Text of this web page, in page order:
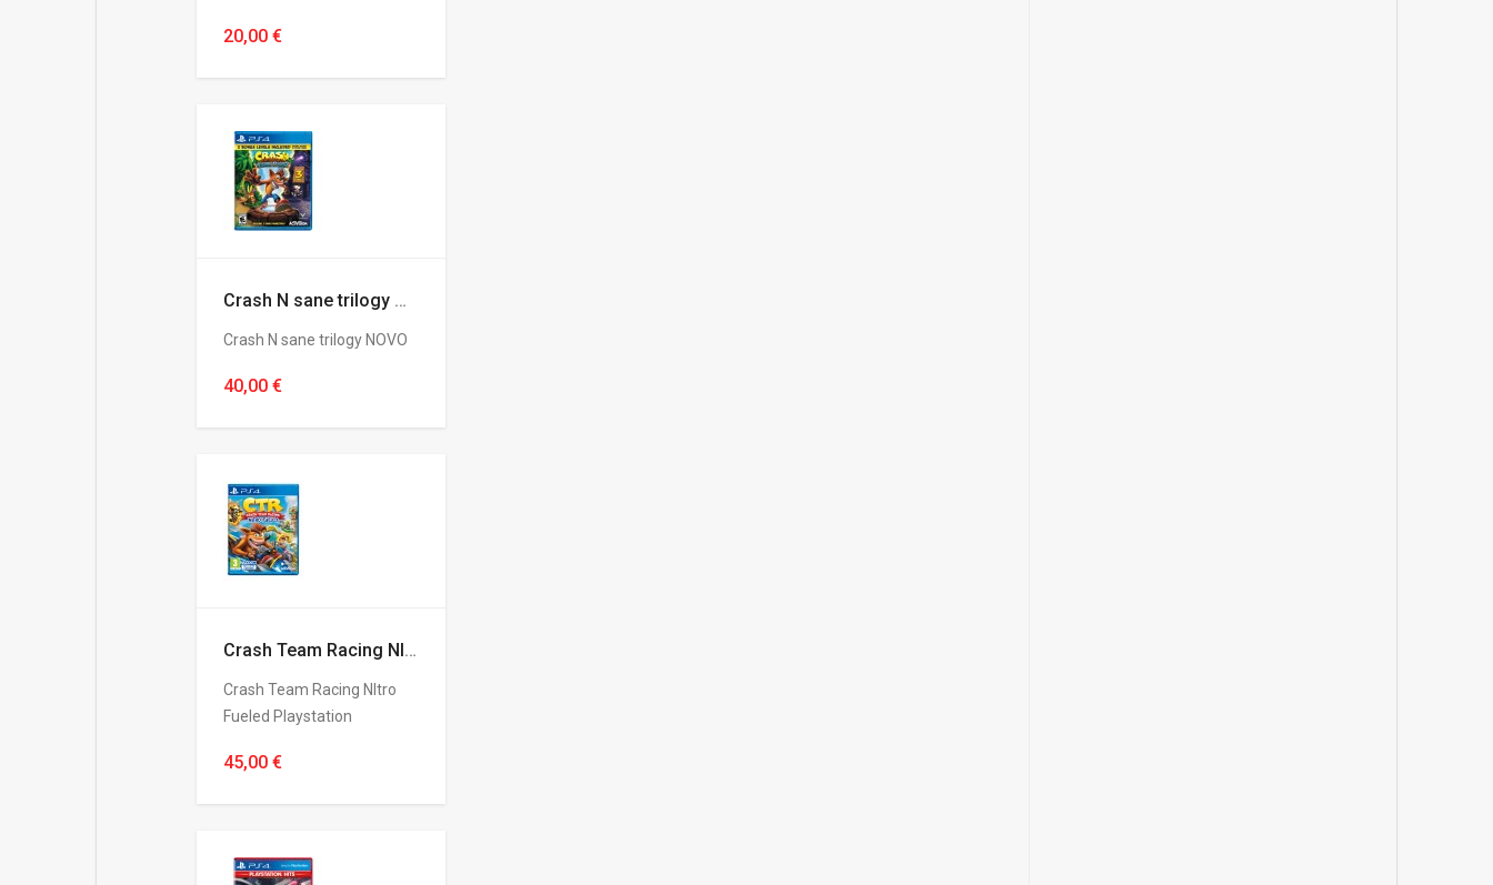
20,00 €
Crash N sane trilogy NOVO
Crash N sane trilogy NOVO
40,00 €
Crash Team Racing NItro Fueled
Crash Team Racing NItro
Fueled Playstation
45,00 €